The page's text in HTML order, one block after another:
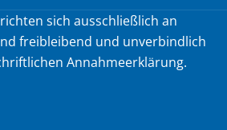
sich ausschließlich an
freibleibend und unverbindlich
Annahmeerklärung.